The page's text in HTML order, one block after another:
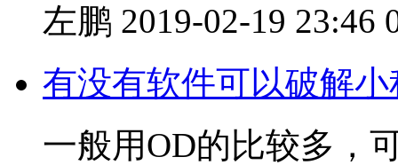
左鹏 2019-02-19 23:46
有没有软件可以破解
一般用OD的比较多，